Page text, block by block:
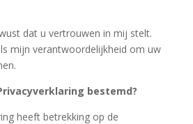
dat u vertrouwen in mij stelt.
mijn verantwoordelijkheid om uw
bestemd?
heeft betrekking op de